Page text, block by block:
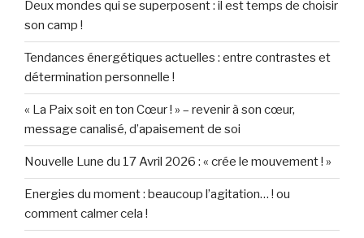
Deux mondes qui se superposent : il est temps de choisir
son camp !
Tendances énergétiques actuelles : entre contrastes et
détermination personnelle !
« La Paix soit en ton Cœur ! » – revenir à son cœur,
message canalisé, d’apaisement de soi
Nouvelle Lune du 17 Avril 2026 : « crée le mouvement ! »
Energies du moment : beaucoup l’agitation… ! ou
comment calmer cela !